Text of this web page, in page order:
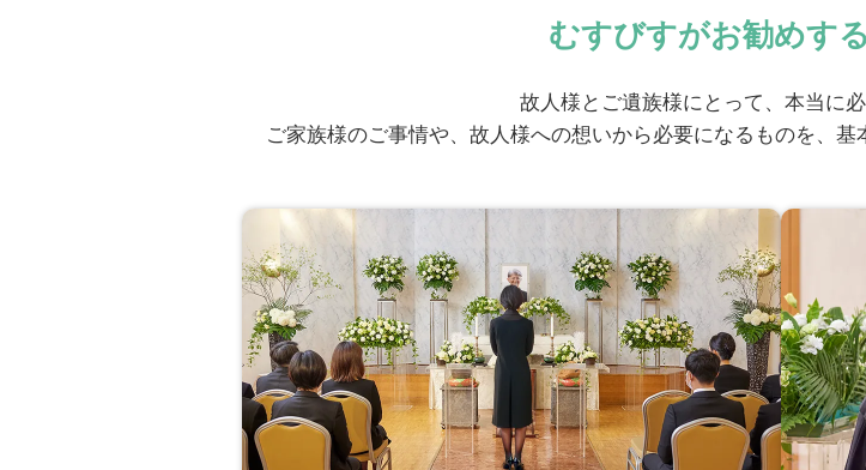
むすびすがお勧めす
故人様とご遺族様にとって、本当に
ご家族様のご事情や、故人様への想いから必要になるものを、